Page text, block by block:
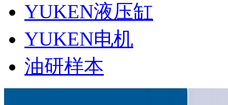
YUKEN液压缸
YUKEN电机
油研样本